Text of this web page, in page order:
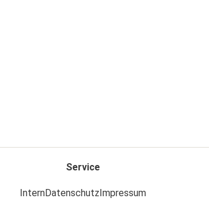
Service
InternDatenschutzImpressum